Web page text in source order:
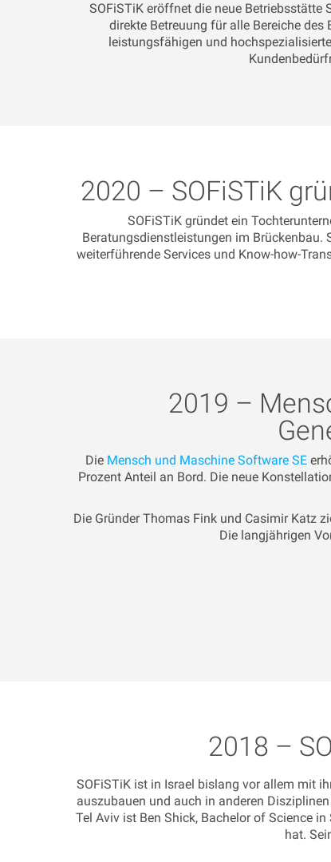
SOFiSTiK eröffnet die neue Betriebsstätte
direkte Betreuung für alle Bereiche
leistungsfähigen und
2020 – SOFiSTiK
SOFiSTiK gründet ein
Beratungsdienstleistungen im Brückenbau.
weiterführende Services und Know-how-
2019 –
Die Mensch und Maschine Software SE
Prozent Anteil an Bord. Die neue
Die Gründer Thomas Fink und Casimir Katz
Die langjährigen
2018 –
SOFiSTiK ist in Israel bislang vor allem mit
auszubauen und auch in anderen
Tel Aviv ist Ben Shick, Bachelor of Science
hat.